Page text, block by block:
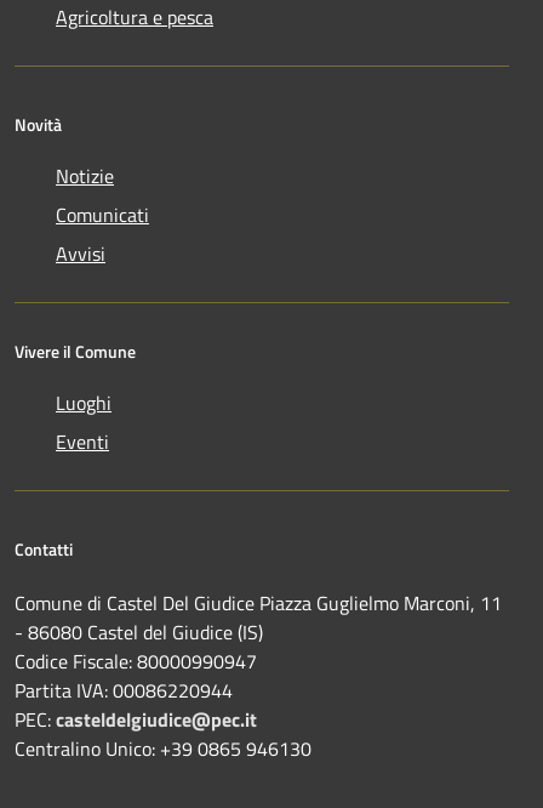
Agricoltura e pesca
Novità
Notizie
Comunicati
Avvisi
Vivere il Comune
Luoghi
Eventi
Contatti
Comune di Castel Del Giudice Piazza Guglielmo Marconi, 11
- 86080 Castel del Giudice (IS)
Codice Fiscale: 80000990947
Partita IVA: 00086220944
PEC:casteldelgiudice@pec.it
Centralino Unico: +39 0865 946130